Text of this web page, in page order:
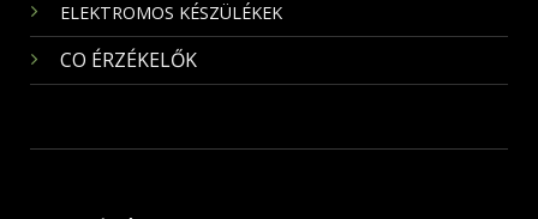
ELEKTROMOS KÉSZÜLÉKEK
CO ÉRZÉKELŐK